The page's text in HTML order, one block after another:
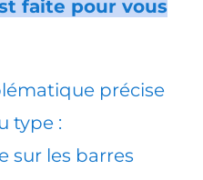
faite pour vous
précise
type :
sur les barres